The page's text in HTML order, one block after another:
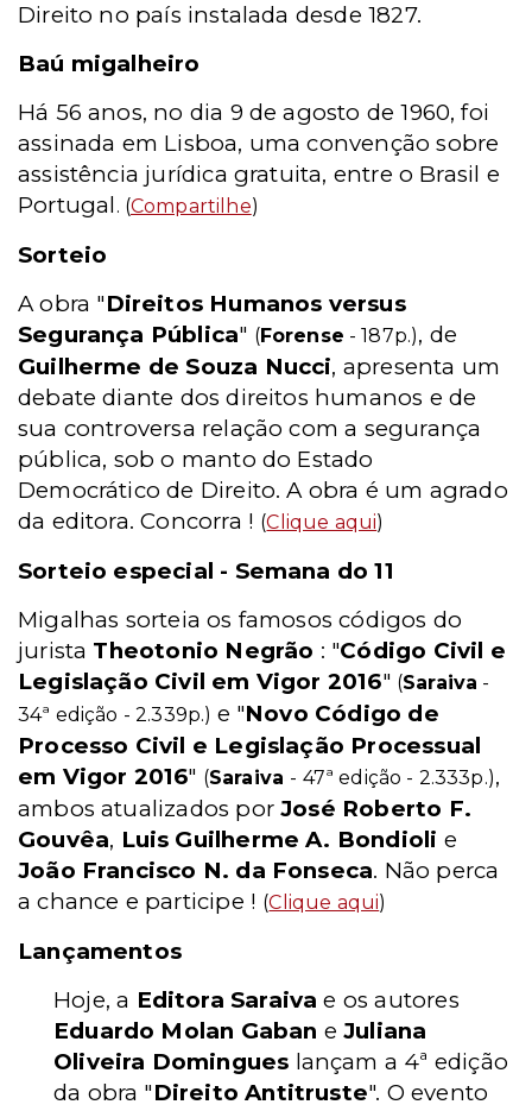
Direito no país instalada desde 1827.
Baú migalheiro
Há 56 anos, no dia 9 de agosto de 1960, foi
assinada em Lisboa, uma convenção sobre
assistência jurídica gratuita, entre o Brasil e
Portugal . (Compartilhe)
Sorteio
A obra "Direitos Humanos versus
Segurança Pública" (Forense - 187p.), de
Guilherme de Souza Nucci, apresenta um
debate diante dos direitos humanos e de
sua controversa relação com a segurança
pública, sob o manto do Estado
Democrático de Direito. A obra é um agrado
da editora. Concorra ! (Clique aqui)
Sorteio especial - Semana do 11
Migalhas sorteia os famosos códigos do
jurista Theotonio Negrão : "Código Civil e
Legislação Civil em Vigor 2016" (Saraiva -
34ª edição - 2.339p.) e "Novo Código de
Processo Civil e Legislação Processual
em Vigor 2016" (Saraiva - 47ª edição - 2.333p.),
ambos atualizados porJosé Roberto F.
Gouvêa, Luis Guilherme A. Bondioli e
João Francisco N. da Fonseca. Não perca
a chance e participe ! (Clique aqui)
Lançamentos
Hoje, a Editora Saraiva e os autores
Eduardo Molan Gaban eJuliana
Oliveira Domingues lançam a 4ª edição
da obra "Direito Antitruste". O evento